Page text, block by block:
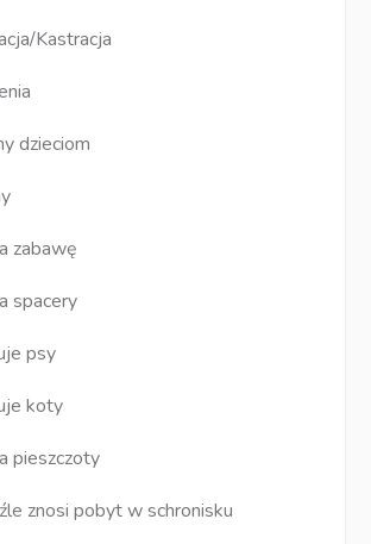
Kastracja
dzieciom
zabawę
spacery
psy
koty
pieszczoty
znosi pobyt w schronisku